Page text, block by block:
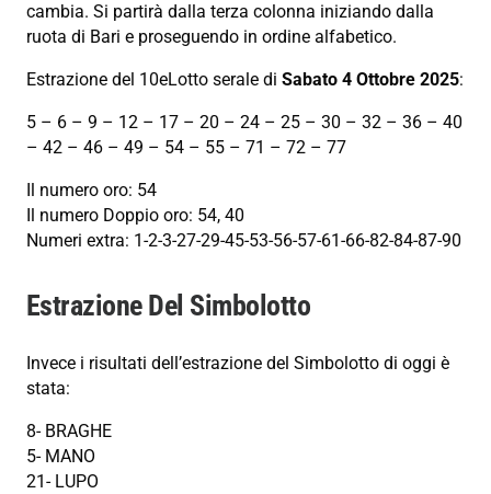
cambia. Si partirà dalla terza colonna iniziando dalla
ruota di Bari e proseguendo in ordine alfabetico.
Estrazione del 10eLotto serale di Sabato 4 Ottobre 2025:
5 – 6 – 9 – 12 – 17 – 20 – 24 – 25 – 30 – 32 – 36 – 40
– 42 – 46 – 49 – 54 – 55 – 71 – 72 – 77
Il numero oro: 54
Il numero Doppio oro: 54, 40
Numeri extra: 1-2-3-27-29-45-53-56-57-61-66-82-84-87-90
Estrazione Del Simbolotto
Invece i risultati dell’estrazione del Simbolotto di oggi è
stata:
8- BRAGHE
5- MANO
21- LUPO